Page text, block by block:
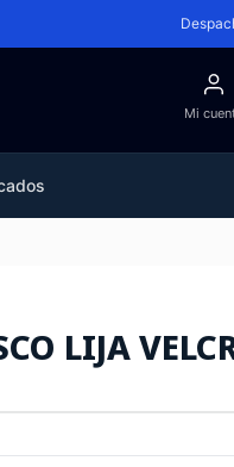
Mi
LIJA